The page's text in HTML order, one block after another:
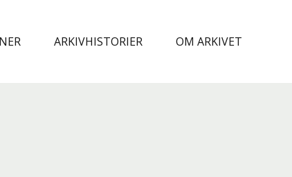
ARKIVHISTORIER OM ARKIVET